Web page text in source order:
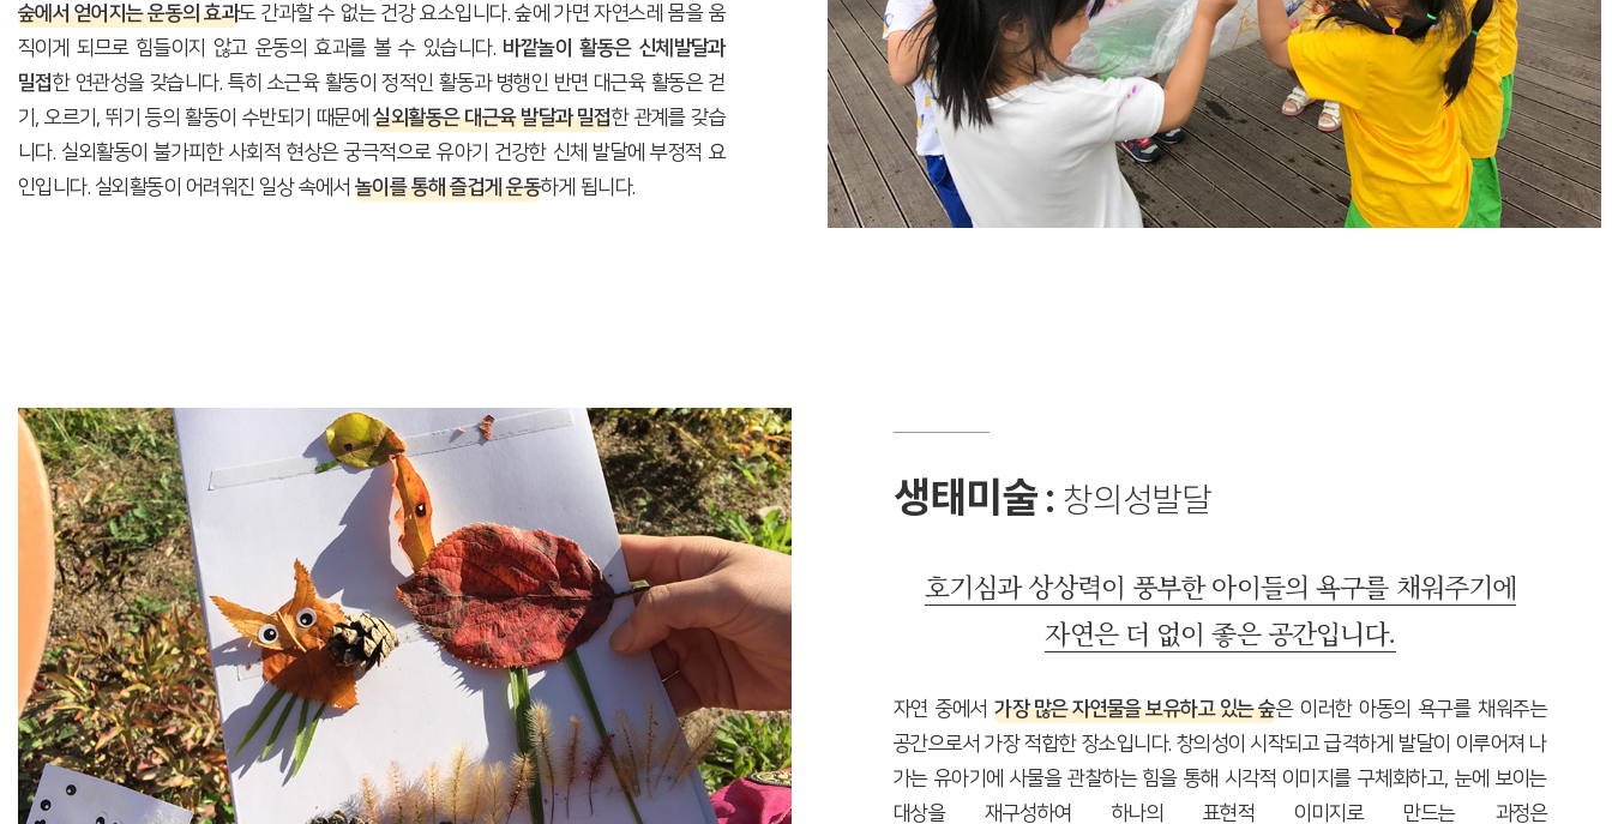
숲에서 얻어지는 운동의 효과도 간과할 수 없는 건강 요소입니다. 숲에 가면 자연스레 몸을 움
직이게 되므로 힘들이지 않고 운동의 효과를 볼 수 있습니다. 바깥놀이 활동은 신체발달과
밀접한 연관성을 갖습니다. 특히 소근육 활동이 정적인 활동과 병행인 반면 대근육 활동은 걷
기, 오르기, 뛰기 등의 활동이 수반되기 때문에실외활동은 대근육 발달과 밀접한 관계를 갖습
니다. 실외활동이 불가피한 사회적 현상은 궁극적으로 유아기 건강한 신체 발달에 부정적 요
인입니다. 실외활동이 어려워진 일상 속에서 놀이를 통해 즐겁게 운동하게 됩니다.
생태미술 : 창의성발달
호기심과 상상력이 풍부한 아이들의 욕구를 채워주기에
자연은 더 없이 좋은 공간입니다.
자연 중에서가장 많은 자연물을 보유하고 있는 숲은 이러한 아동의 욕구를 채워주는
공간으로서 가장 적합한 장소입니다. 창의성이 시작되고 급격하게 발달이 이루어져 나
가는 유아기에 사물을 관찰하는 힘을 통해 시각적 이미지를 구체화하고, 눈에 보이는
대상을 재구성하여 하나의 표현적 이미지로 만드는 과정은